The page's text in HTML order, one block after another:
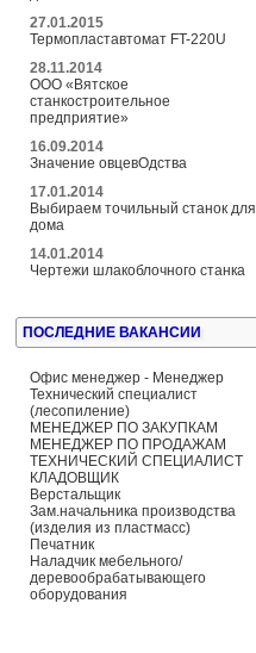
27.01.2015
Термопластавтомат FT-220U
28.11.2014
ООО «Вятское
станкостроительное
предприятие»
16.09.2014
Значение овцевОдства
17.01.2014
Выбираем точильный станок для
дома
14.01.2014
Чертежи шлакоблочного станка
ПОСЛЕДНИЕ ВАКАНСИИ
Офис менеджер - Менеджер
Технический специалист
(лесопиление)
МЕНЕДЖЕР ПО ЗАКУПКАМ
МЕНЕДЖЕР ПО ПРОДАЖАМ
ТЕХНИЧЕСКИЙ СПЕЦИАЛИСТ
КЛАДОВЩИК
Верстальщик
Зам.начальника производства
(изделия из пластмасс)
Печатник
Наладчик мебельного/
деревообрабатывающего
оборудования